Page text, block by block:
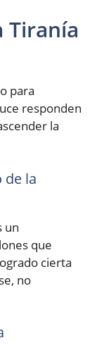
Tiranía
para
responden
la
de la
un
que
cierta
no